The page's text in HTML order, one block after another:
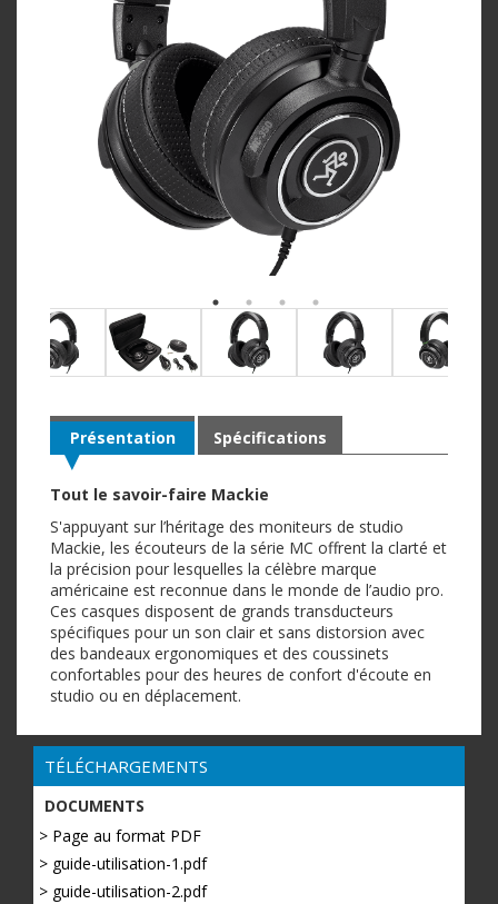
Présentation
Tout le savoir-faire Mackie
S'appuyant sur l’héritage des moniteurs de studio
Mackie, les écouteurs de la série MC offrent la clarté et
la précision pour lesquelles la célèbre marque
américaine est reconnue dans le monde de l’audio pro.
Ces casques disposent de grands transducteurs
spécifiques pour un son clair et sans distorsion avec
des bandeaux ergonomiques et des coussinets
confortables pour des heures de confort d'écoute en
studio ou en déplacement.
Spécifications
TÉLÉCHARGEMENTS
DOCUMENTS
> Page au format PDF
> guide-utilisation-1.pdf
> guide-utilisation-2.pdf